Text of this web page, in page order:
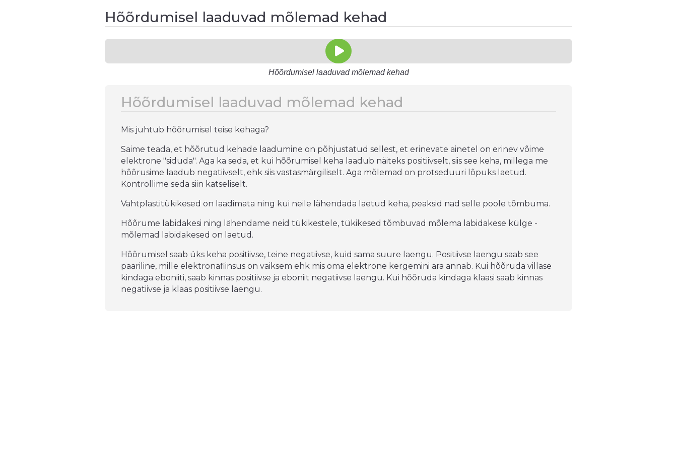
Hõõrdumisel laaduvad mõlemad kehad
Hõõrdumisel laaduvad mõlemad kehad
Hõõrdumisel laaduvad mõlemad kehad
Mis juhtub hõõrumisel teise kehaga?
Saime teada, et hõõrutud kehade laadumine on põhjustatud sellest, et erinevate ainetel on erinev võime
elektrone "siduda". Aga ka seda, et kui hõõrumisel keha laadub näiteks positiivselt, siis see keha, millega me
hõõrusime laadub negatiivselt, ehk siis vastasmärgiliselt. Aga mõlemad on protseduuri lõpuks laetud.
Kontrollime seda siin katseliselt.
Vahtplastitükikesed on laadimata ning kui neile lähendada laetud keha, peaksid nad selle poole tõmbuma.
Hõõrume labidakesi ning lähendame neid tükikestele, tükikesed tõmbuvad mõlema labidakese külge -
mõlemad labidakesed on laetud.
Hõõrumisel saab üks keha positiivse, teine negatiivse, kuid sama suure laengu. Positiivse laengu saab see
paariline, mille elektronafiinsus on väiksem ehk mis oma elektrone kergemini ära annab. Kui hõõruda villase
kindaga eboniiti, saab kinnas positiivse ja eboniit negatiivse laengu. Kui hõõruda kindaga klaasi saab kinnas
negatiivse ja klaas positiivse laengu.